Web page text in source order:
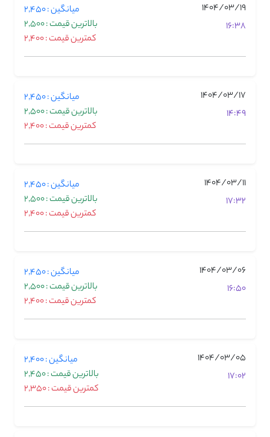
1404/03/19
16:38
میانگین : 2,450
بالاترین قیمت : 2,500
کمترین قیمت : 2,400
1404/03/17
14:49
میانگین : 2,450
بالاترین قیمت : 2,500
کمترین قیمت : 2,400
1404/03/11
17:32
میانگین : 2,450
بالاترین قیمت : 2,500
کمترین قیمت : 2,400
1404/03/06
16:50
میانگین : 2,450
بالاترین قیمت : 2,500
کمترین قیمت : 2,400
1404/03/05
17:02
میانگین : 2,400
بالاترین قیمت : 2,450
کمترین قیمت : 2,350